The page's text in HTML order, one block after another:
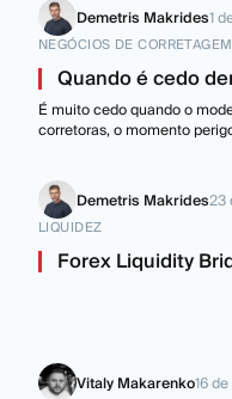
Demetris Makrides1
NEGÓCIOS DE CORRETAGEM
Quando é cedo
É muito cedo quando o
corretoras, o momento
Demetris Makrides23
LIQUIDEZ
Forex Liquidity
Vitaly Makarenko16